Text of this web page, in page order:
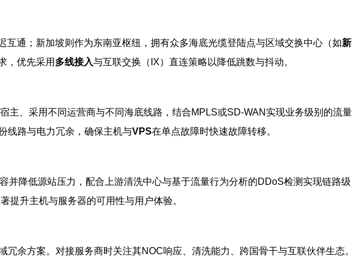
互通；新加坡则作为东南亚枢纽，拥有众多海底光缆登陆点与区域交换中心（如新
，优先采用 多线接入与互联交换（IX）直连策略以降低跳数与抖动。
主、采用不同运营商与不同海底线路，结合MPLS或SD-WAN实现业务级别的流量
线路与电力冗余，确保主机与VPS在单点故障时快速故障转移。
并降低源站压力，配合上游清洗中心与基于流量行为分析的DDoS检测实现链路级
提升主机与服务器的可用性与用户体验。
余方案。对接服务商时关注其NOC响应、清洗能力、跨国骨干与互联伙伴生态。